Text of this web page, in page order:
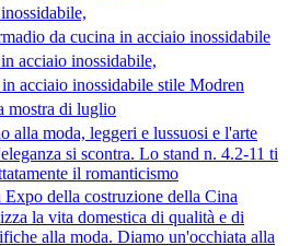
da cucina in acciaio inossidabile
acciaio inossidabile,
acciaio inossidabile stile Modren
mostra di luglio
alla moda, leggeri e lussuosi e l'arte
si scontra. Lo stand n. 4.2-11 ti
il romanticismo
della costruzione della Cina
la vita domestica di qualità e di
alla moda. Diamo un'occhiata alla